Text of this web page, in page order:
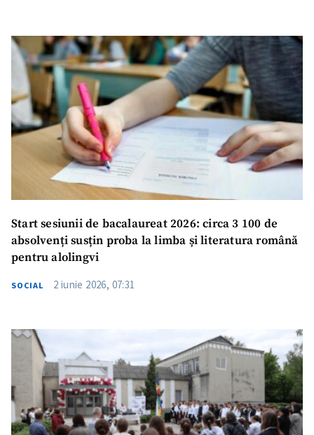
Start sesiunii de bacalaureat 2026: circa 3 100 de
absolvenți susțin proba la limba și literatura română
pentru alolingvi
SOCIAL 2 iunie 2026, 07:31